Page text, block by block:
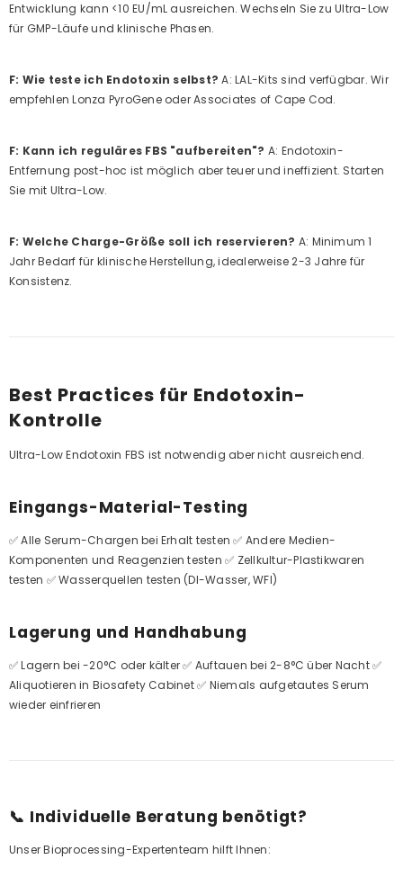
Entwicklung kann <10 EU/mL ausreichen. Wechseln Sie zu Ultra-Low
für GMP-Läufe und klinische Phasen.
F: Wie teste ich Endotoxin selbst? A: LAL-Kits sind verfügbar. Wir
empfehlen Lonza PyroGene oder Associates of Cape Cod.
F: Kann ich reguläres FBS "aufbereiten"? A: Endotoxin-
Entfernung post-hoc ist möglich aber teuer und ineffizient. Starten
Sie mit Ultra-Low.
F: Welche Charge-Größe soll ich reservieren? A: Minimum 1
Jahr Bedarf für klinische Herstellung, idealerweise 2-3 Jahre für
Konsistenz.
Best Practices für Endotoxin-
Kontrolle
Ultra-Low Endotoxin FBS ist notwendig aber nicht ausreichend.
Eingangs-Material-Testing
✅ Alle Serum-Chargen bei Erhalt testen ✅ Andere Medien-
Komponenten und Reagenzien testen ✅ Zellkultur-Plastikwaren
testen ✅ Wasserquellen testen (DI-Wasser, WFI)
Lagerung und Handhabung
✅ Lagern bei -20°C oder kälter ✅ Auftauen bei 2-8°C über Nacht ✅
Aliquotieren in Biosafety Cabinet ✅ Niemals aufgetautes Serum
wieder einfrieren
📞 Individuelle Beratung benötigt?
Unser Bioprocessing-Expertenteam hilft Ihnen: